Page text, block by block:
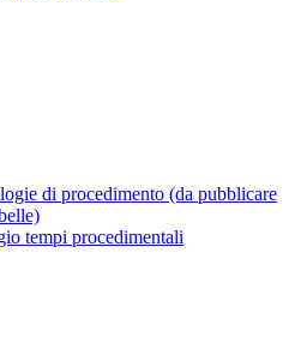
di procedimento (da pubblicare
tempi procedimentali